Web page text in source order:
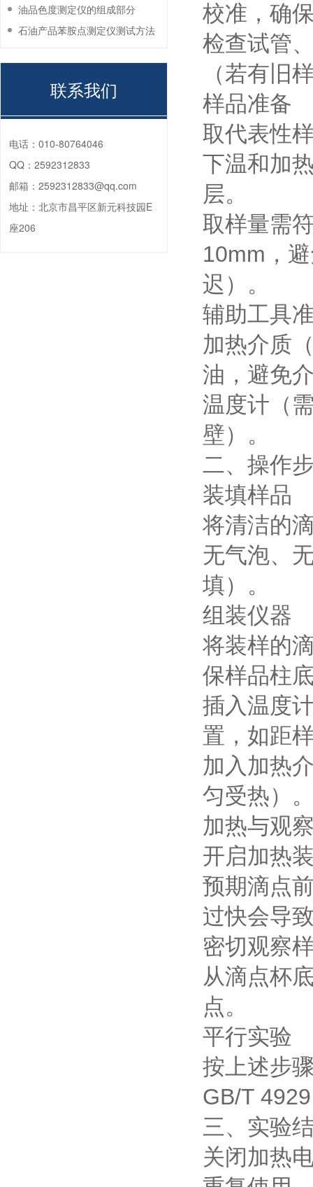
校准，确
检查试管
（若有旧
样品准备
取代表性
下温和加
层。
取样量需
10mm，
迟）。
辅助工具
加热介质
油，避免
温度计（
壁）。
二、操作
装填样品
将清洁的
无气泡、
填）。
组装仪器
将装样的
保样品柱
插入温度
置，如距
加入加热
匀受热）
加热与观
开启加热
预期滴点
过快会导
密切观察
从滴点杯
点。
平行实验
按上述步
GB/T
三、实验
关闭加热
油品色度测定仪的组成部分
石油产品苯胺点测定仪测试方法
联系我们
电话： 010-80764046
QQ： 2592312833
邮箱： 2592312833@qq.com
地址： 北京市昌平区新元科技园E
座206